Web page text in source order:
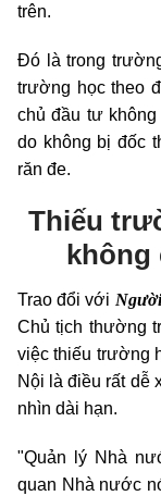
trên.
Đó là trong
trường học theo
chủ đầu tư
do không bị đốc
răn đe.
Thiếu
không
Trao đổi với
Chủ tịch thường
việc thiếu trường
Nội là điều rất dễ
nhìn dài hạn.
"Quản lý Nhà
quan Nhà nước